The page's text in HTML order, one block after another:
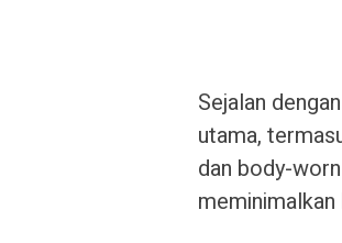
Sejalan
utama,
dan body-